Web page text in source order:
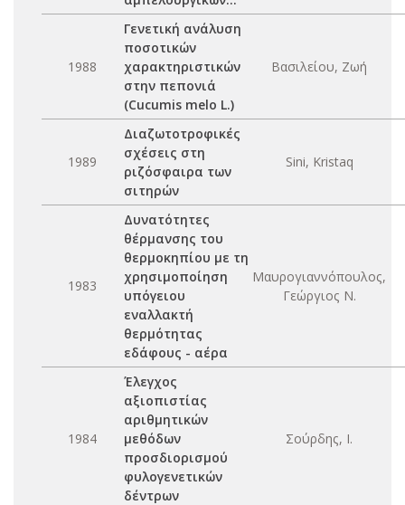
1988
Γενετική ανάλυση
ποσοτικών
χαρακτηριστικών
στην πεπονιά
(Cucumis melo L.)
Βασιλείου, Ζωή
1989
Διαζωτοτροφικές
σχέσεις στη
ριζόσφαιρα των
σιτηρών
Sini, Kristaq
1983
Δυνατότητες
θέρμανσης του
θερμοκηπίου με τη
χρησιμοποίηση
υπόγειου
εναλλακτή
θερμότητας
εδάφους - αέρα
Μαυρογιαννόπουλος,
Γεώργιος Ν.
1984
Έλεγχος
αξιοπιστίας
αριθμητικών
μεθόδων
προσδιορισμού
φυλογενετικών
δέντρων
Σούρδης, Ι.